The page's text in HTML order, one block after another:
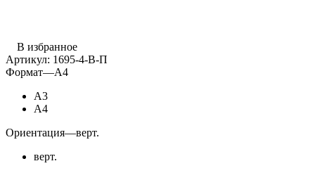
В избранное
Артикул: 1695-4-В-П
Формат—А4
А3
А4
Ориентация—верт.
верт.